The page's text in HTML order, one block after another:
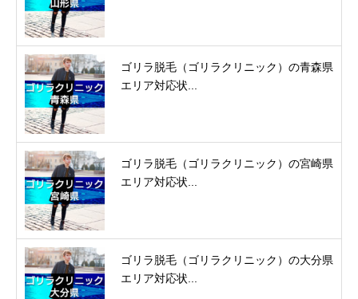
ゴリラ脱毛（ゴリラクリニック）の青森県
エリア対応状...
ゴリラ脱毛（ゴリラクリニック）の宮崎県
エリア対応状...
ゴリラ脱毛（ゴリラクリニック）の大分県
エリア対応状...